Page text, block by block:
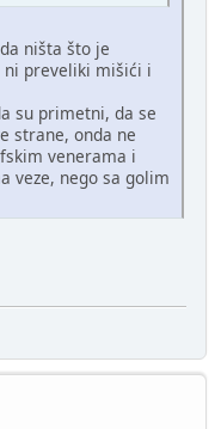
ništa što je
preveliki mišići i
su primetni, da se
strane, onda ne
venerama i
veze, nego sa golim